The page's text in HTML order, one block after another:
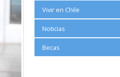
Vivir en Chile
Noticias
Becas